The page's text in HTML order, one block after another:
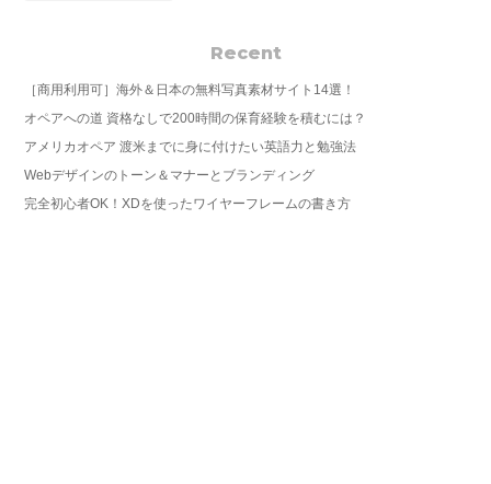
Recent
［商用利用可］海外＆日本の無料写真素材サイト14選！
オペアへの道 資格なしで200時間の保育経験を積むには？
アメリカオペア 渡米までに身に付けたい英語力と勉強法
Webデザインのトーン＆マナーとブランディング
完全初心者OK！XDを使ったワイヤーフレームの書き方